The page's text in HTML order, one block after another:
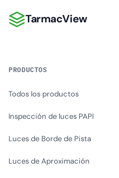
TarmacView
TarmacView
PRODUCTOS
Todos los productos
Inspección de luces PAPI
Luces de Borde de Pista
Luces de Aproximación